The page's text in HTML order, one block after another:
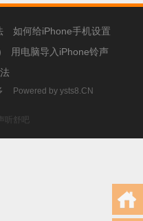
如何给iPhone手机设置
用电脑导入iPhone铃声
Powered by ysts8.CN
听舒吧